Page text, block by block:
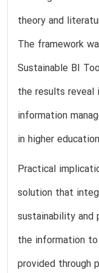
theory and
The framework
Sustainable BI
the results reveal
information
in higher
Practical
solution that
sustainability and
the information
provided through